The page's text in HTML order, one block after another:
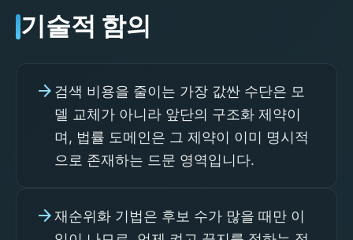
기술적 함의
arrow_forward 검색 비용을 줄이는 가장 값싼 수단은 모
델 교체가 아니라 앞단의 구조화 제약이
며, 법률 도메인은 그 제약이 이미 명시적
으로 존재하는 드문 영역입니다.
arrow_forward재순위화 기법은 후보 수가 많을 때만 이